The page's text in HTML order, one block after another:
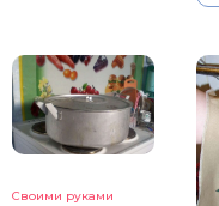
Своими руками